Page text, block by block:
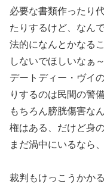
必要な書類作ったり
たりするけど、なん
法的になんとかなる
しないでほしいなぁ～
デートディー・ヴイ
りするのは民間の警
もちろん膀胱傷害な
権はある、だけど身
まだ渦中にいるなら
裁判もけっこうかか